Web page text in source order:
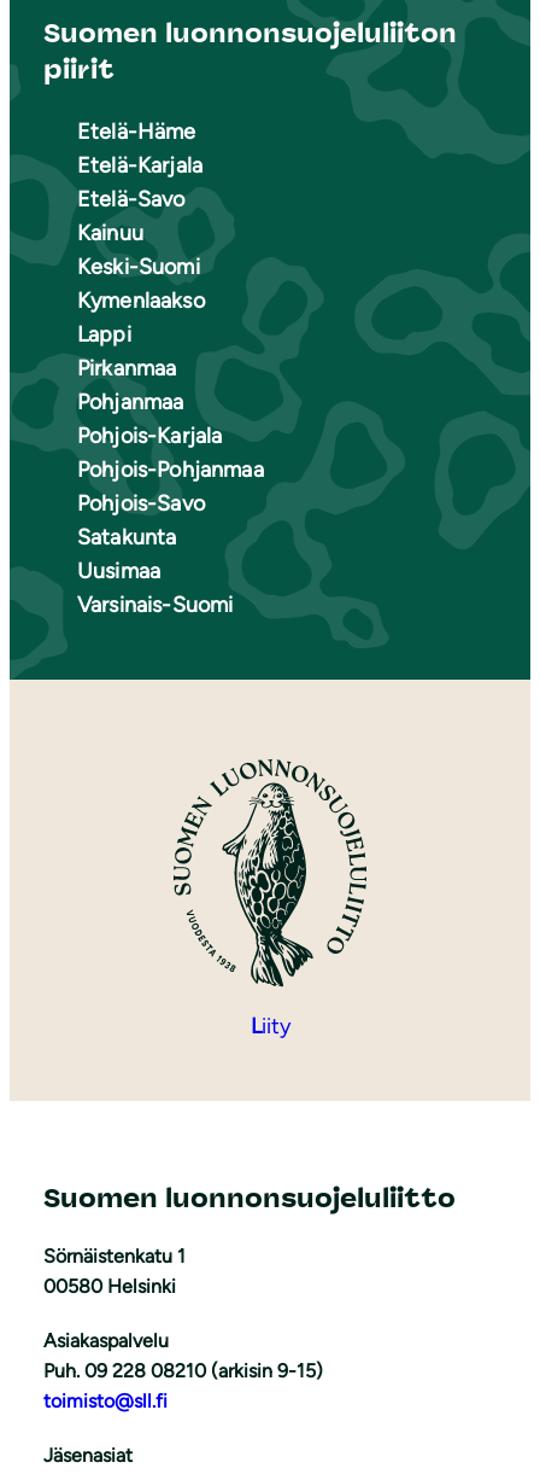
Suomen luonnonsuojeluliiton
piirit
Etelä-Häme
Etelä-Karjala
Etelä-Savo
Kainuu
Keski-Suomi
Kymenlaakso
Lappi
Pirkanmaa
Pohjanmaa
Pohjois-Karjala
Pohjois-Pohjanmaa
Pohjois-Savo
Satakunta
Uusimaa
Varsinais-Suomi
Liity
Suomen luonnonsuojeluliitto
Sörnäistenkatu 1
00580 Helsinki
Asiakaspalvelu
Puh. 09 228 08210 (arkisin 9-15)
toimisto@sll.fi
Jäsenasiat